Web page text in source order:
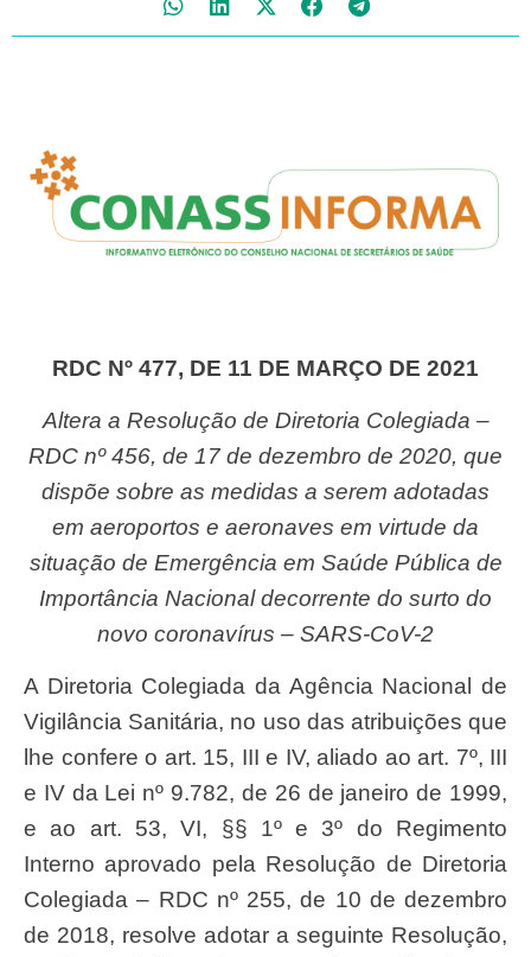
RDC Nº 477, DE 11 DE MARÇO DE 2021
Altera a Resolução de Diretoria Colegiada –
RDC nº 456, de 17 de dezembro de 2020, que
dispõe sobre as medidas a serem adotadas
em aeroportos e aeronaves em virtude da
situação de Emergência em Saúde Pública de
Importância Nacional decorrente do surto do
novo coronavírus – SARS-CoV-2
A Diretoria Colegiada da Agência Nacional de
Vigilância Sanitária, no uso das atribuições que
lhe confere o art. 15, III e IV, aliado ao art. 7º, III
e IV da Lei nº 9.782, de 26 de janeiro de 1999,
e ao art. 53, VI, §§ 1º e 3º do Regimento
Interno aprovado pela Resolução de Diretoria
Colegiada – RDC nº 255, de 10 de dezembro
de 2018, resolve adotar a seguinte Resolução,